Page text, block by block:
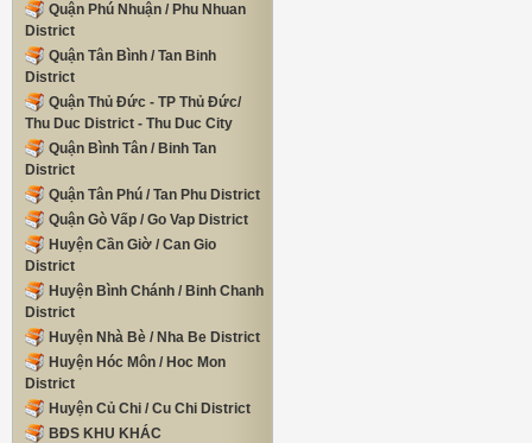
Quận Phú Nhuận / Phu Nhuan
District
Quận Tân Bình / Tan Binh
District
Quận Thủ Đức - TP Thủ Đức/
Thu Duc District - Thu Duc City
Quận Bình Tân / Binh Tan
District
Quận Tân Phú / Tan Phu District
Quận Gò Vấp / Go Vap District
Huyện Cần Giờ / Can Gio
District
Huyện Bình Chánh / Binh Chanh
District
Huyện Nhà Bè / Nha Be District
Huyện Hóc Môn / Hoc Mon
District
Huyện Củ Chi / Cu Chi District
BĐS KHU KHÁC